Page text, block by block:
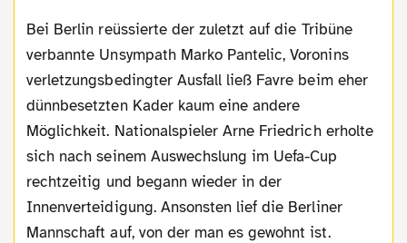
Bei Berlin reüssierte der zuletzt auf die Tribüne
verbannte Unsympath Marko Pantelic, Voronins
verletzungsbedingter Ausfall ließ Favre beim eher
dünnbesetzten Kader kaum eine andere
Möglichkeit. Nationalspieler Arne Friedrich erholte
sich nach seinem Auswechslung im Uefa-Cup
rechtzeitig und begann wieder in der
Innenverteidigung. Ansonsten lief die Berliner
Mannschaft auf, von der man es gewohnt ist.